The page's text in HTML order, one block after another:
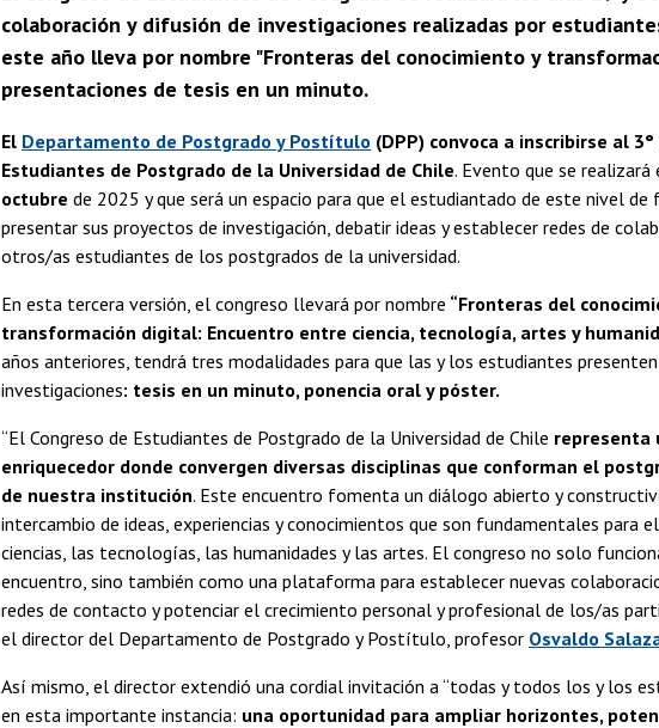
colaboración y difusión de investigaciones realizadas por
este año lleva por nombre "Fronteras del conocimiento y
presentaciones de tesis en un minuto.
El Departamento de Postgrado y Postítulo (DPP) convoca a inscribirse al 3°
Estudiantes de Postgrado de la Universidad de Chile. Evento que se realizará
octubre de 2025 y que será un espacio para que el estudiantado de este nivel de
presentar sus proyectos de investigación, debatir ideas y establecer redes de
otros/as estudiantes de los postgrados de la universidad.
En esta tercera versión, el congreso llevará por nombre “Fronteras del
transformación digital: Encuentro entre ciencia, tecnología, artes y
años anteriores, tendrá tres modalidades para que las y los estudiantes
investigaciones: tesis en un minuto, ponencia oral y póster.
“El Congreso de Estudiantes de Postgrado de la Universidad de Chile representa
enriquecedor donde convergen diversas disciplinas que conforman el
de nuestra institución. Este encuentro fomenta un diálogo abierto y
intercambio de ideas, experiencias y conocimientos que son fundamentales para
ciencias, las tecnologías, las humanidades y las artes. El congreso no solo
encuentro, sino también como una plataforma para establecer nuevas
redes de contacto y potenciar el crecimiento personal y profesional de los/as
el director del Departamento de Postgrado y Postítulo, profesor Osvaldo
Así mismo, el director extendió una cordial invitación a “todas y todos los y los
en esta importante instancia: una oportunidad para ampliar horizontes,